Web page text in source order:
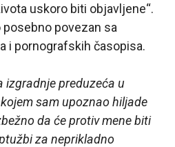
uskoro biti objavljene“.
povezan sa
i pornografskih časopisa.
izgradnje preduzeća u
sam upoznao hiljade
da će protiv mene biti
za neprikladno